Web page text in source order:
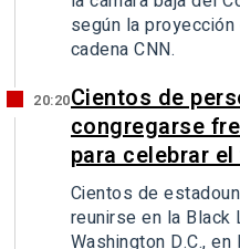
según la
cadena CNN.
20:20Cientos de
congregarse
para celebrar
Cientos de
reunirse en la
Washington D.C.,